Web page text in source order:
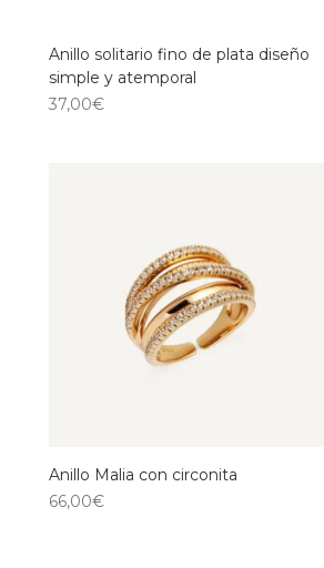
Anillo solitario fino de plata diseño
simple y atemporal
37,00€
Anillo Malia con circonita
66,00€